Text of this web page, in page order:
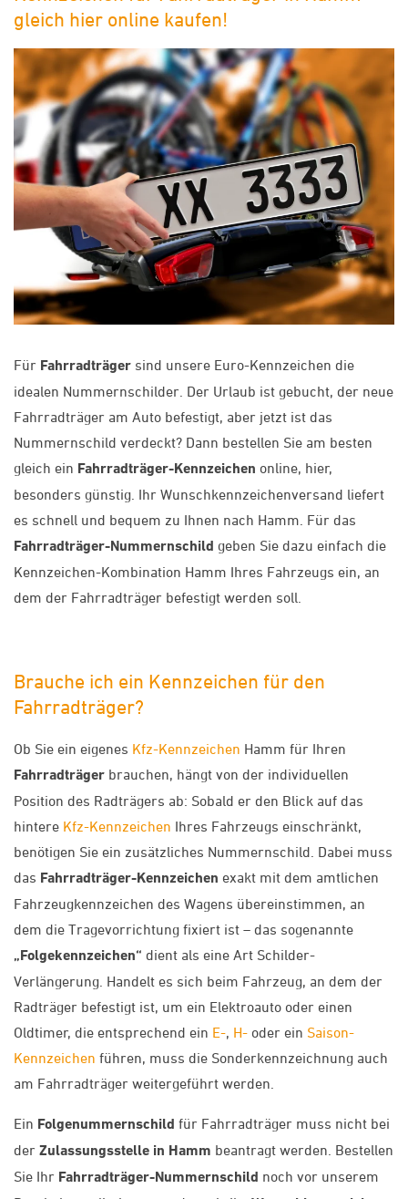
gleich hier online kaufen!
Für Fahrradträger sind unsere Euro-Kennzeichen die
idealen Nummernschilder. Der Urlaub ist gebucht, der neue
Fahrradträger am Auto befestigt, aber jetzt ist das
Nummernschild verdeckt? Dann bestellen Sie am besten
gleich ein Fahrradträger-Kennzeichen online, hier,
besonders günstig. Ihr Wunschkennzeichenversand liefert
es schnell und bequem zu Ihnen nach Hamm. Für das
Fahrradträger-Nummernschild geben Sie dazu einfach die
Kennzeichen-Kombination Hamm Ihres Fahrzeugs ein, an
dem der Fahrradträger befestigt werden soll.
Brauche ich ein Kennzeichen für den
Fahrradträger?
Ob Sie ein eigenes Kfz-Kennzeichen Hamm für Ihren
Fahrradträger brauchen, hängt von der individuellen
Position des Radträgers ab: Sobald er den Blick auf das
hintere Kfz-Kennzeichen Ihres Fahrzeugs einschränkt,
benötigen Sie ein zusätzliches Nummernschild. Dabei muss
das Fahrradträger-Kennzeichen exakt mit dem amtlichen
Fahrzeugkennzeichen des Wagens übereinstimmen, an
dem die Tragevorrichtung fixiert ist – das sogenannte
„Folgekennzeichen“ dient als eine Art Schilder-
Verlängerung. Handelt es sich beim Fahrzeug, an dem der
Radträger befestigt ist, um ein Elektroauto oder einen
Oldtimer, die entsprechend ein E-, H- oder ein Saison-
Kennzeichen führen, muss die Sonderkennzeichnung auch
am Fahrradträger weitergeführt werden.
Ein Folgenummernschild für Fahrradträger muss nicht bei
der Zulassungsstelle in Hamm beantragt werden. Bestellen
Sie Ihr Fahrradträger-Nummernschild noch vor unserem